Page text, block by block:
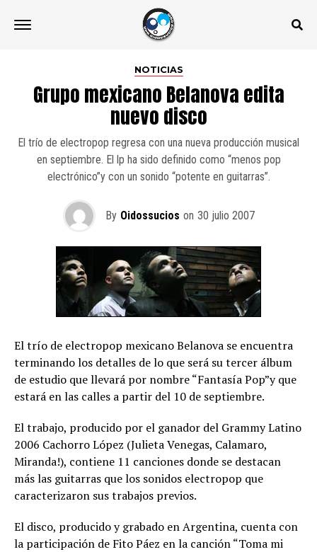
NOTICIAS
Grupo mexicano Belanova edita
nuevo disco
El trío de electropop regresa con una nueva producción musical
en septiembre. El lp ha sido definido como “menos pop
electrónico”y con un sonido “potente en guitarras”.
By Oidossucios on 30 julio 2007
El trío de electropop mexicano Belanova se encuentra
terminando los detalles de lo que será su tercer álbum
de estudio que llevará por nombre “Fantasía Pop”y que
estará en las calles a partir del 10 de septiembre.
El trabajo, producido por el ganador del Grammy Latino
2006 Cachorro López (Julieta Venegas, Calamaro,
Miranda!), contiene 11 canciones donde se destacan
más las guitarras que los sonidos electropop que
caracterizaron sus trabajos previos.
El disco, producido y grabado en Argentina, cuenta con
la participación de Fito Páez en la canción “Toma mi